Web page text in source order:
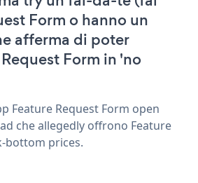
Form o hanno un
afferma di poter
Form in 'no
Feature Request Form open
che allegedly offrono Feature
bottom prices.